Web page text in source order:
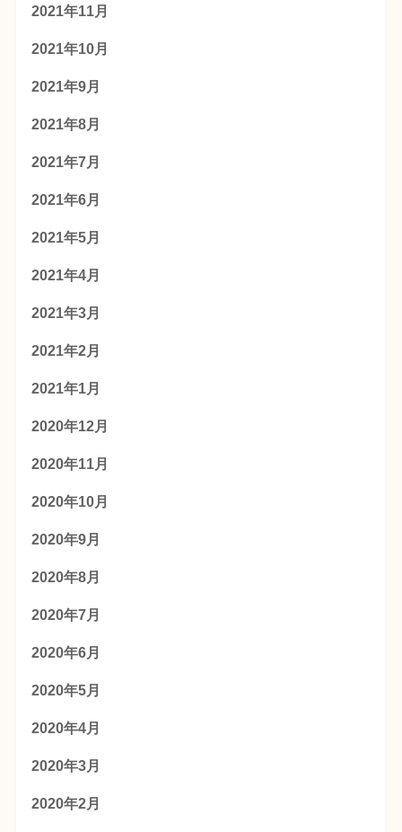
2021年11月
2021年10月
2021年9月
2021年8月
2021年7月
2021年6月
2021年5月
2021年4月
2021年3月
2021年2月
2021年1月
2020年12月
2020年11月
2020年10月
2020年9月
2020年8月
2020年7月
2020年6月
2020年5月
2020年4月
2020年3月
2020年2月